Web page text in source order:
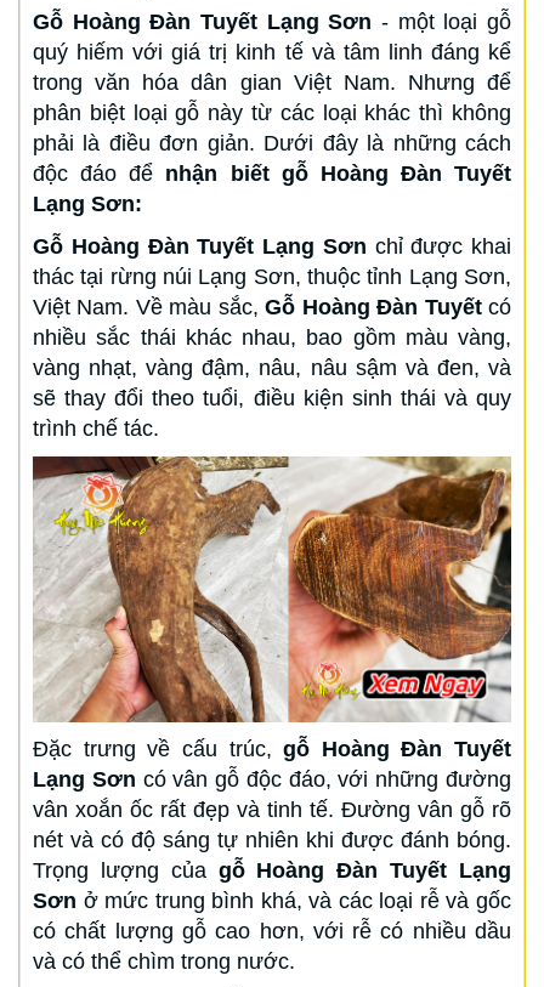
Gỗ Hoàng Đàn Tuyết Lạng Sơn - một loại gỗ
quý hiếm với giá trị kinh tế và tâm linh đáng kể
trong văn hóa dân gian Việt Nam. Nhưng để
phân biệt loại gỗ này từ các loại khác thì không
phải là điều đơn giản. Dưới đây là những cách
độc đáo để nhận biết gỗ Hoàng Đàn Tuyết
Lạng Sơn:
Gỗ Hoàng Đàn Tuyết Lạng Sơn chỉ được khai
thác tại rừng núi Lạng Sơn, thuộc tỉnh Lạng Sơn,
Việt Nam. Về màu sắc,Gỗ Hoàng Đàn Tuyếtcó
nhiều sắc thái khác nhau, bao gồm màu vàng,
vàng nhạt, vàng đậm, nâu, nâu sậm và đen, và
sẽ thay đổi theo tuổi, điều kiện sinh thái và quy
trình chế tác.
Đặc trưng về cấu trúc,gỗ Hoàng Đàn Tuyết
Lạng Sơn có vân gỗ độc đáo, với những đường
vân xoắn ốc rất đẹp và tinh tế. Đường vân gỗ rõ
nét và có độ sáng tự nhiên khi được đánh bóng.
Trọng lượng của gỗ Hoàng Đàn Tuyết Lạng
Sơn ở mức trung bình khá, và các loại rễ và gốc
có chất lượng gỗ cao hơn, với rễ có nhiều dầu
và có thể chìm trong nước.